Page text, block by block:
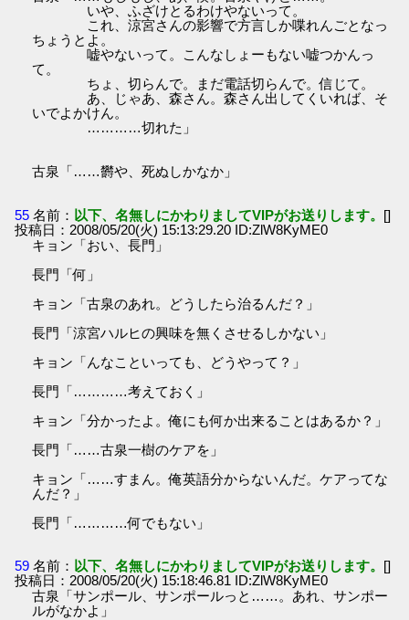
いや、ふざけとるわけやないって。
これ、涼宮さんの影響で方言しか喋れんごとなっ
ちょうとよ。
嘘やないって。こんなしょーもない嘘つかんっ
て。
ちょ、切らんで。まだ電話切らんで。信じて。
あ、じゃあ、森さん。森さん出してくいれば、そ
いでよかけん。
…………切れた」
古泉「……欝や、死ぬしかなか」
55 名前： 以下、名無しにかわりましてVIPがお送りします。 []
投稿日：2008/05/20(火) 15:13:29.20 ID:ZlW8KyME0
キョン「おい、長門」
長門「何」
キョン「古泉のあれ。どうしたら治るんだ？」
長門「涼宮ハルヒの興味を無くさせるしかない」
キョン「んなこといっても、どうやって？」
長門「…………考えておく」
キョン「分かったよ。俺にも何か出来ることはあるか？」
長門「……古泉一樹のケアを」
キョン「……すまん。俺英語分からないんだ。ケアってな
んだ？」
長門「…………何でもない」
59 名前： 以下、名無しにかわりましてVIPがお送りします。 []
投稿日：2008/05/20(火) 15:18:46.81 ID:ZlW8KyME0
古泉「サンポール、サンポールっと……。あれ、サンポー
ルがなかよ」